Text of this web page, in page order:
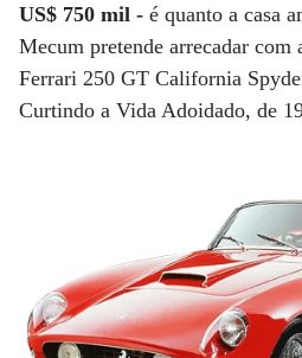
US$ 750 mil - é quanto a casa
Mecum pretende arrecadar com
Ferrari 250 GT California
Curtindo a Vida Adoidado, de